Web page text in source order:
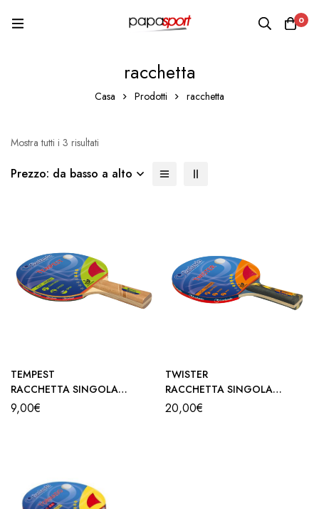
0
racchetta
Casa Prodotti racchetta
Mostra tutti i 3 risultati
Prezzo: da basso a alto
TEMPEST
RACCHETTA SINGOLA
GARLANDO
9,00€
TWISTER
RACCHETTA SINGOLA
GARLANDO
20,00€